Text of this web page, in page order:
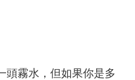
頭霧水，但如果你是多